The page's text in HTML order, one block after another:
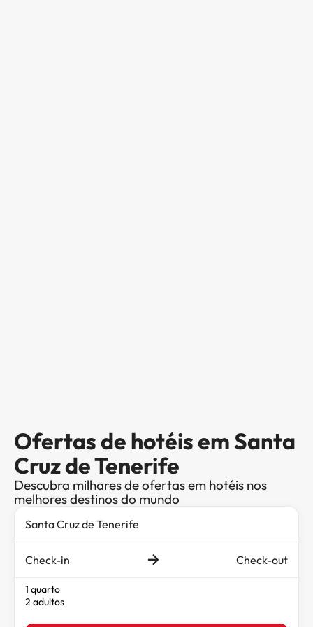
Ofertas de hotéis em Santa
Cruz de Tenerife
Descubra milhares de ofertas em hotéis nos
melhores destinos do mundo
Check-in Check-out
1 quarto
2 adultos